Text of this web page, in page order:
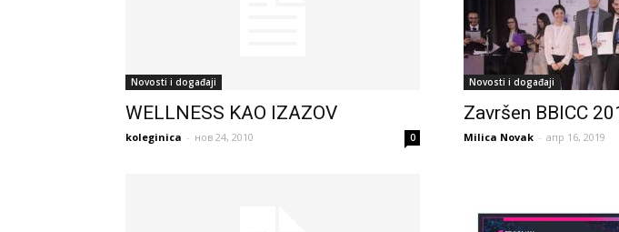
Novosti i događaji
WELLNESS KAO IZAZOV
koleginica - нов 24, 2010 0
Novosti i događaji
Završen BBICC
Milica Novak - апр 16, 2019